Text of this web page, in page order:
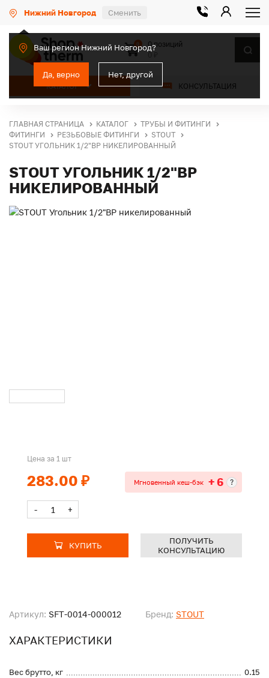
Нижний Новгород Сменить
Ваш регион Нижний Новгород?
Да, верно Нет, другой
КАТАЛОГ КОНСУЛЬТАЦИЯ
0
0 позиций
ГЛАВНАЯ СТРАНИЦА КАТАЛОГ
ТРУБЫ И ФИТИНГИ
ФИТИНГИ
РЕЗЬБОВЫЕ ФИТИНГИ
STOUT
STOUT УГОЛЬНИК 1/2"ВР НИКЕЛИРОВАННЫЙ
STOUT УГОЛЬНИК 1/2"ВР
НИКЕЛИРОВАННЫЙ
Артикул: SFT-0014-000012 Бренд: STOUT
ХАРАКТЕРИСТИКИ
Вес брутто, кг
0.15
Цена за 1 шт
283.00 ₽ Мгновенный кеш-бэк + 6 ?
- +
КУПИТЬ
ПОЛУЧИТЬ
КОНСУЛЬТАЦИЮ